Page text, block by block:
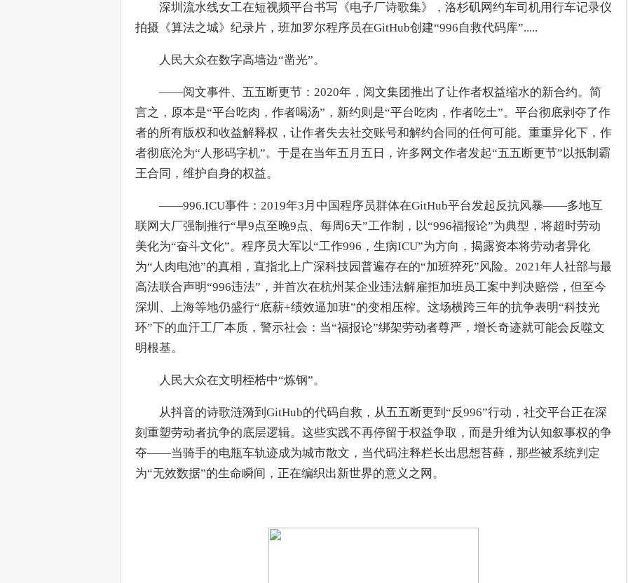
深圳流水线女工在短视频平台书写《电子厂诗歌集》，洛杉矶网约车司机用行车记录仪
拍摄《算法之城》纪录片，班加罗尔程序员在GitHub创建“996自救代码库”.....
人民大众在数字高墙边“凿光”。
——阅文事件、五五断更节：2020年，阅文集团推出了让作者权益缩水的新合约。简
言之，原本是“平台吃肉，作者喝汤”，新约则是“平台吃肉，作者吃土”。平台彻底剥夺了作
者的所有版权和收益解释权，让作者失去社交账号和解约合同的任何可能。重重异化下，作
者彻底沦为“人形码字机”。于是在当年五月五日，许多网文作者发起“五五断更节”以抵制霸
王合同，维护自身的权益。
——996.ICU事件：2019年3月中国程序员群体在GitHub平台发起反抗风暴——多地互
联网大厂强制推行“早9点至晚9点、每周6天”工作制，以“996福报论”为典型，将超时劳动
美化为“奋斗文化”。程序员大军以“工作996，生病ICU”为方向，揭露资本将劳动者异化
为“人肉电池”的真相，直指北上广深科技园普遍存在的“加班猝死”风险。2021年人社部与最
高法联合声明“996违法”，并首次在杭州某企业违法解雇拒加班员工案中判决赔偿，但至今
深圳、上海等地仍盛行“底薪+绩效逼加班”的变相压榨。这场横跨三年的抗争表明“科技光
环”下的血汗工厂本质，警示社会：当“福报论”绑架劳动者尊严，增长奇迹就可能会反噬文
明根基。
人民大众在文明桎梏中“炼钢”。
从抖音的诗歌涟漪到GitHub的代码自救，从五五断更到“反996”行动，社交平台正在深
刻重塑劳动者抗争的底层逻辑。这些实践不再停留于权益争取，而是升维为认知叙事权的争
夺——当骑手的电瓶车轨迹成为城市散文，当代码注释栏长出思想苔藓，那些被系统判定
为“无效数据”的生命瞬间，正在编织出新世界的意义之网。